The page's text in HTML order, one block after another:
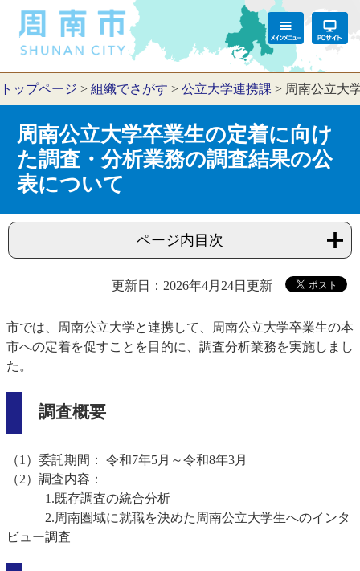
トップページ > 組織でさがす > 公立大学連携課 > 周南公立大
周南公立大学卒業生の定着に向け
た調査・分析業務の調査結果の公
表について
ページ内目次
更新日：2026年4月24日更新
市では、周南公立大学と連携して、周南公立大学卒業生の本
市への定着を促すことを目的に、調査分析業務を実施しまし
た。
調査概要
（1）委託期間： 令和7年5月～令和8年3月
（2）調査内容：
1.既存調査の統合分析
2.周南圏域に就職を決めた周南公立大学生へのインタ
ビュー調査